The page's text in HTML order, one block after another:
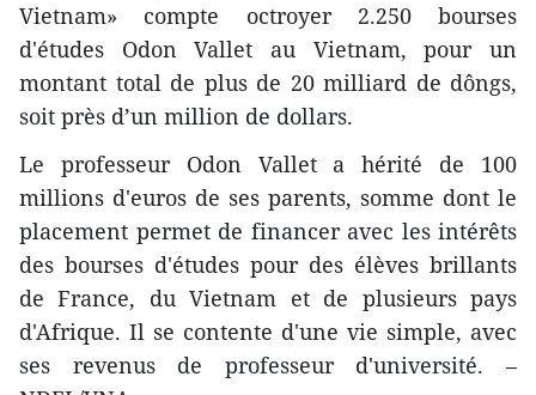
Vietnam» compte octroyer 2.250 bourses
d'études Odon Vallet au Vietnam, pour un
montant total de plus de 20 milliard de dôngs,
soit près d’un million de dollars.
Le professeur Odon Vallet a hérité de 100
millions d'euros de ses parents, somme dont le
placement permet de financer avec les intérêts
des bourses d'études pour des élèves brillants
de France, du Vietnam et de plusieurs pays
d'Afrique. Il se contente d'une vie simple, avec
ses revenus de professeur d'université. –